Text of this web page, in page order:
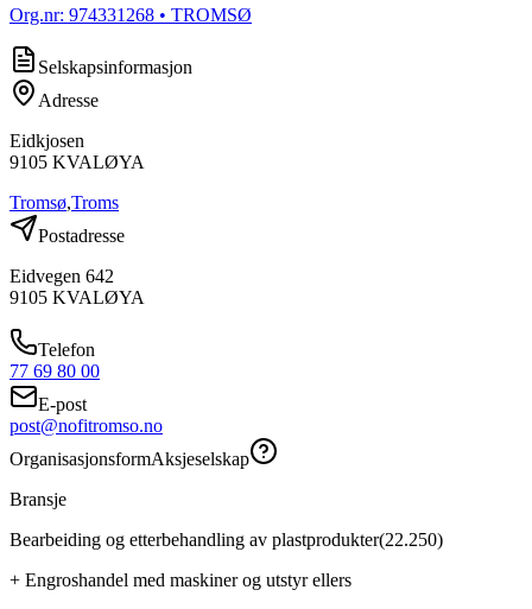
Org.nr: 974331268 • TROMSØ
Selskapsinformasjon
Adresse
Eidkjosen
9105 KVALØYA
Tromsø,Troms
Postadresse
Eidvegen 642
9105 KVALØYA
Telefon
77 69 80 00
E-post
post@nofitromso.no
OrganisasjonsformAksjeselskap
Bransje
Bearbeiding og etterbehandling av plastprodukter(22.250)
+ Engroshandel med maskiner og utstyr ellers